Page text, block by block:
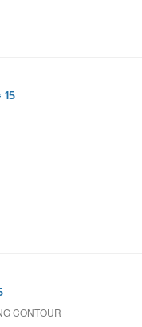
CONTOUR